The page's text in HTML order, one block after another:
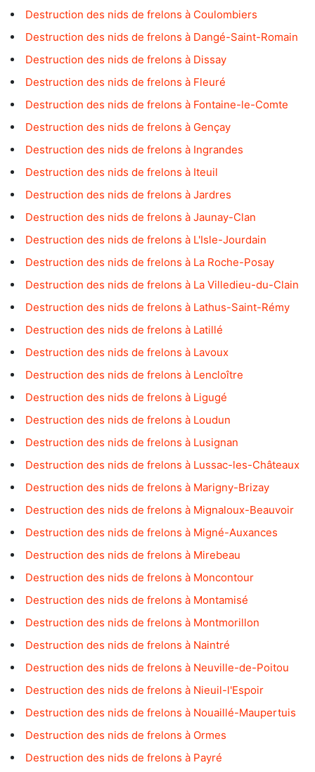
Destruction des nids de frelons à Coulombiers
Destruction des nids de frelons à Dangé-Saint-Romain
Destruction des nids de frelons à Dissay
Destruction des nids de frelons à Fleuré
Destruction des nids de frelons à Fontaine-le-Comte
Destruction des nids de frelons à Gençay
Destruction des nids de frelons à Ingrandes
Destruction des nids de frelons à Iteuil
Destruction des nids de frelons à Jardres
Destruction des nids de frelons à Jaunay-Clan
Destruction des nids de frelons à L'Isle-Jourdain
Destruction des nids de frelons à La Roche-Posay
Destruction des nids de frelons à La Villedieu-du-Clain
Destruction des nids de frelons à Lathus-Saint-Rémy
Destruction des nids de frelons à Latillé
Destruction des nids de frelons à Lavoux
Destruction des nids de frelons à Lencloître
Destruction des nids de frelons à Ligugé
Destruction des nids de frelons à Loudun
Destruction des nids de frelons à Lusignan
Destruction des nids de frelons à Lussac-les-Châteaux
Destruction des nids de frelons à Marigny-Brizay
Destruction des nids de frelons à Mignaloux-Beauvoir
Destruction des nids de frelons à Migné-Auxances
Destruction des nids de frelons à Mirebeau
Destruction des nids de frelons à Moncontour
Destruction des nids de frelons à Montamisé
Destruction des nids de frelons à Montmorillon
Destruction des nids de frelons à Naintré
Destruction des nids de frelons à Neuville-de-Poitou
Destruction des nids de frelons à Nieuil-l'Espoir
Destruction des nids de frelons à Nouaillé-Maupertuis
Destruction des nids de frelons à Ormes
Destruction des nids de frelons à Payré